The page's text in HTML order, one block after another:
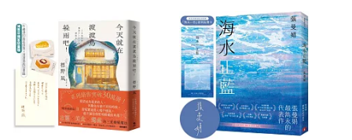
約翰．康納利(2)
羅伯‧狄保德(2) 羅寶鴻(2)